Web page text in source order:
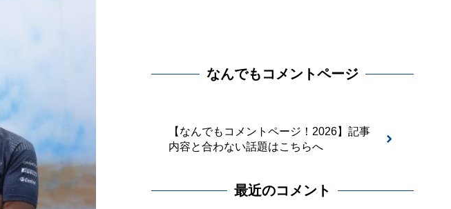
なんでもコメントページ
【なんでもコメントページ！2026】記事
内容と合わない話題はこちらへ
最近のコメント